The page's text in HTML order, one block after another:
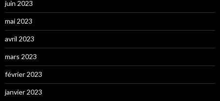
juin 2023
mai 2023
avril 2023
mars 2023
février 2023
janvier 2023